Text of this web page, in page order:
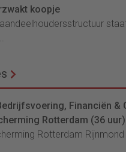
koopje
Financiën &
Rotterdam (36 uur)
Rotterdam Rijnmond